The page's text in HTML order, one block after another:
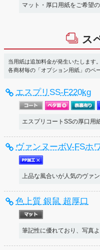
マット・厚口用紙をご希望
ス
当用紙は追加料金が発生いたします
各商材毎の「オプション用紙」のペ
エスプリSS-F220kg
エスプリコートSSの厚口用
ヴァンヌーボV-FSホ
上品な風合いが人気のヴァ
色上質 銀鼠 超厚口
筆記性に優れており、写真